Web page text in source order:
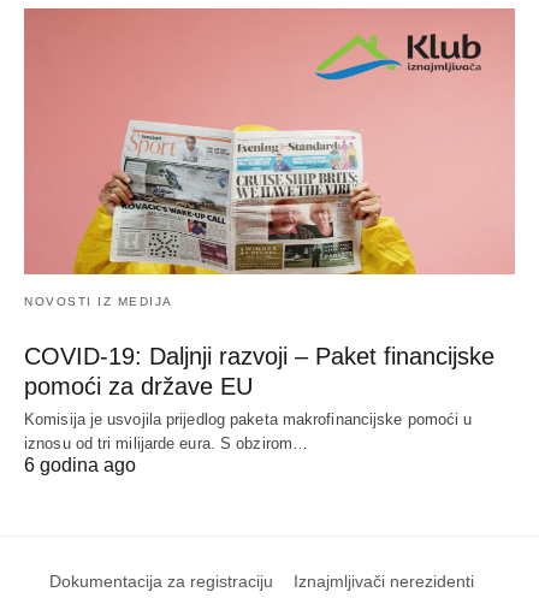
NOVOSTI IZ MEDIJA
COVID-19: Daljnji razvoji – Paket financijske
pomoći za države EU
Komisija je usvojila prijedlog paketa makrofinancijske pomoći u
iznosu od tri milijarde eura. S obzirom…
6 godina ago
Dokumentacija za registraciju Iznajmljivači nerezidenti